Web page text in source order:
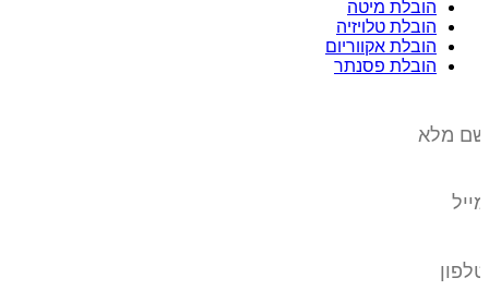
הובלת מיטה
הובלת טלויזיה
הובלת אקווריום
הובלת פסנתר